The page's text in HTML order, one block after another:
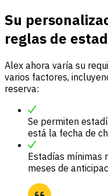
Su
reglas de
Alex ahora varía su
varios factores,
reserva:
Se permiten
está la fecha de
Estadías mínimas
meses de